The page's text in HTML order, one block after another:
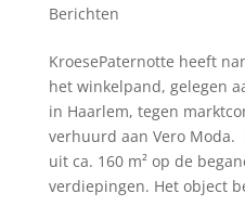
Berichten
KroesePaternotte heeft
het winkelpand, gelegen
in Haarlem, tegen
verhuurd aan Vero
uit ca. 160 m² op de
verdiepingen. Het object